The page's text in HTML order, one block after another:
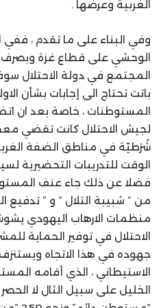
الغربية وعرضها .
وفي البناء على ما تقدم ، ففي
الوحشي على قطاع غزة وبصرف
المجتمع في دولة الاحتلال
باتت تحتاج الى إجابات بشأن
المستوطنات ، خاصة بعد ان
لجيش الاحتلال كانت تقضي
شُرَطيّة في مناطق الضفة
الوقت للتدريبات التحضيرية
فضلا عن ذلك جاء عنف
من ” شبيبة التلال ” و ” تدفيع
منظمات الارهاب اليهودي
الاحتلال في توفير الحماية
جهوده في هذا الاتجاه
الاستيطاني ، الذي أقامه